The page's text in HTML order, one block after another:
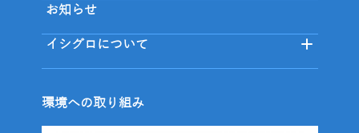
お知らせ
イシグロについて
環境への取り組み